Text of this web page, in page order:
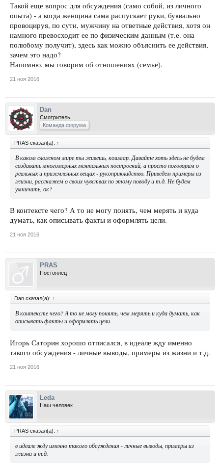
Такой еще вопрос для обсуждения (само собой, из личного
опыта) - а когда женщина сама распускает руки, буквально
провоцируя, по сути, мужчину на ответные действия, хотя он
намного превосходит ее по физическим данным (т.е. она
полюбому получит), здесь как можно объяснить ее действия,
зачем это надо?
Напомню, мы говорим об отношениях (семье).
21 ноя 2016
Dan
Смотритель
Команда форума
PRAS сказал(а): ↑
В каком сложном мире ты живешь, кошмар. Давайте хоть здесь не будем
создавать многомерных ментальных построений, а просто поговорим о
реальных и приземленных вещах - рукоприкладство. Приведем примеры из
жизни, расскажем о своих чувствах по этому поводу и т.д. Не будем
умничать, ок?
В контексте чего? А то не могу понять, чем мерять и куда
думать, как описывать факты и оформлять цели.
21 ноя 2016
PRAS
Постоялец
Dan сказал(а): ↑
В контексте чего? А то не могу понять, чем мерять и куда думать, как
описывать факты и оформлять цели.
Игорь Саторин хорошо отписался, в идеале жду именно
такого обсуждения - личные выводы, примеры из жизни и т.д.
21 ноя 2016
Leda
Наш человек
PRAS сказал(а): ↑
в идеале жду именно такого обсуждения - личные выводы, примеры из
жизни и т.д.